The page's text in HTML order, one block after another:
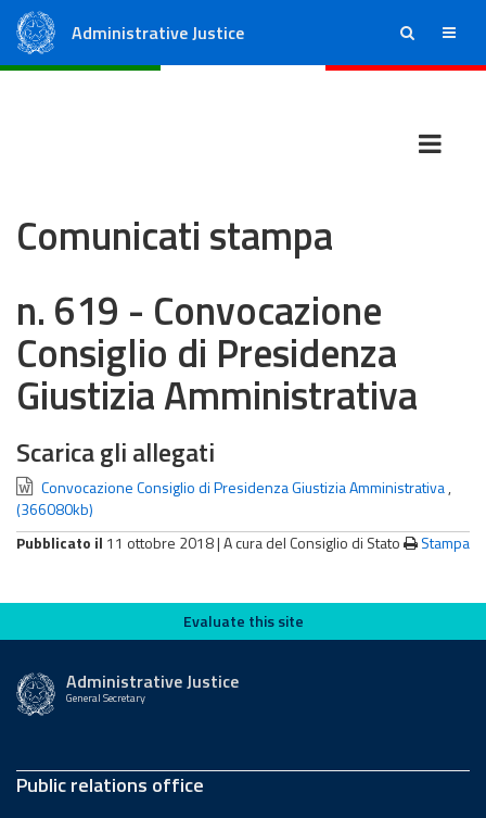
Administrative Justice ricerca menu
Comunicati stampa
n. 619 - Convocazione
Consiglio di Presidenza
Giustizia Amministrativa
Scarica gli allegati
Convocazione Consiglio di Presidenza Giustizia Amministrativa,
(366080kb)
Pubblicato il 11 ottobre 2018 |A cura del Consiglio di Stato Stampa
Evaluate this siteEvaluate this site
Administrative Justice
General Secretary
Public relations office